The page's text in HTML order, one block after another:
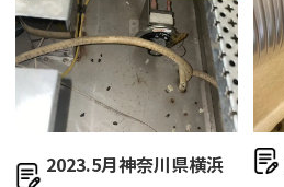
2023.5月神奈川県横浜